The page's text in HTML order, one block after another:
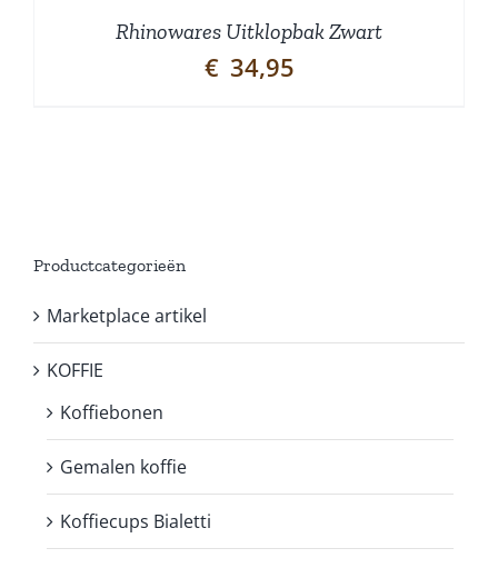
Rhinowares Uitklopbak Zwart
€ 34,95
Productcategorieën
Marketplace artikel
KOFFIE
Koffiebonen
Gemalen koffie
Koffiecups Bialetti